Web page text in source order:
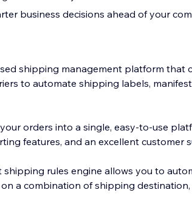
business decisions ahead of your
shipping management platform that
to automate shipping labels,
orders into a single, easy-to-use
features, and an excellent customer
shipping rules engine allows you to
a combination of shipping